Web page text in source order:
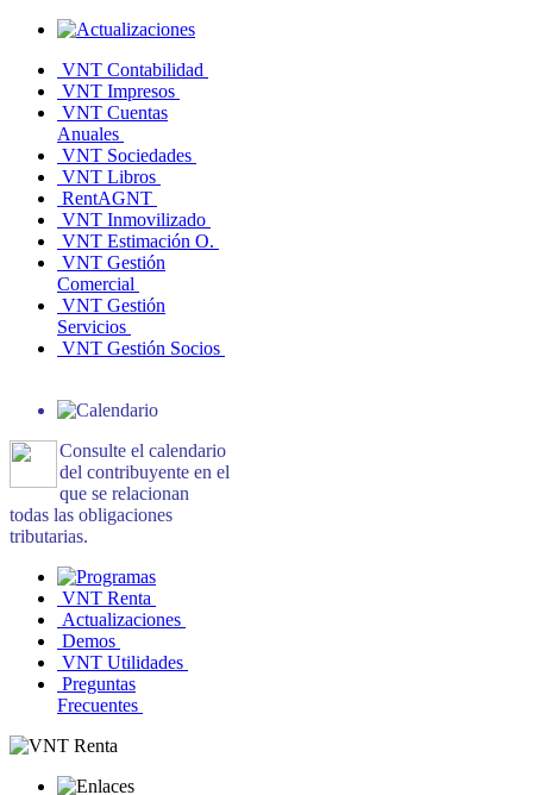
VNT Contabilidad
VNT Impresos
VNT Cuentas
Anuales
VNT Sociedades
VNT Libros
RentAGNT
VNT Inmovilizado
VNT Estimación O.
VNT Gestión
Comercial
VNT Gestión
Servicios
VNT Gestión Socios
Consulte el calendario
del contribuyente en el
que se relacionan
todas las obligaciones
tributarias.
VNT Renta
Actualizaciones
Demos
VNT Utilidades
Preguntas
Frecuentes